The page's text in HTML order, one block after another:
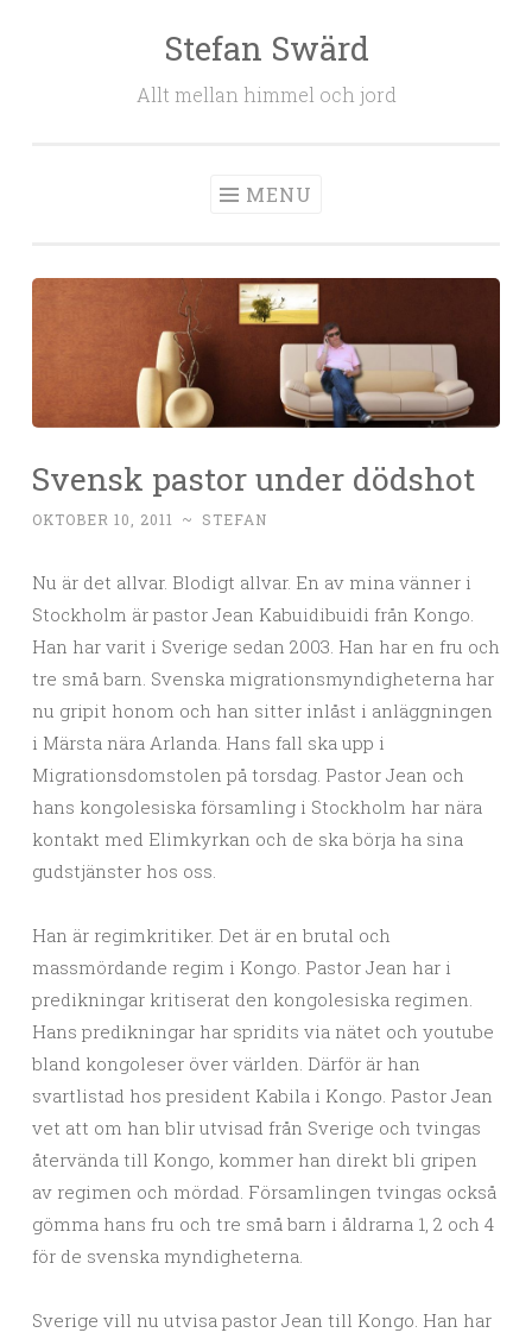
Stefan Swärd
Allt mellan himmel och jord
MENU
Svensk pastor under dödshot
OKTOBER 10, 2011 ~ STEFAN
Nu är det allvar. Blodigt allvar. En av mina vänner i
Stockholm är pastor Jean Kabuidibuidi från Kongo.
Han har varit i Sverige sedan 2003. Han har en fru och
tre små barn. Svenska migrationsmyndigheterna har
nu gripit honom och han sitter inlåst i anläggningen
i Märsta nära Arlanda. Hans fall ska upp i
Migrationsdomstolen på torsdag. Pastor Jean och
hans kongolesiska församling i Stockholm har nära
kontakt med Elimkyrkan och de ska börja ha sina
gudstjänster hos oss.
Han är regimkritiker. Det är en brutal och
massmördande regim i Kongo. Pastor Jean har i
predikningar kritiserat den kongolesiska regimen.
Hans predikningar har spridits via nätet och youtube
bland kongoleser över världen. Därför är han
svartlistad hos president Kabila i Kongo. Pastor Jean
vet att om han blir utvisad från Sverige och tvingas
återvända till Kongo, kommer han direkt bli gripen
av regimen och mördad. Församlingen tvingas också
gömma hans fru och tre små barn i åldrarna 1, 2 och 4
för de svenska myndigheterna.
Sverige vill nu utvisa pastor Jean till Kongo. Han har